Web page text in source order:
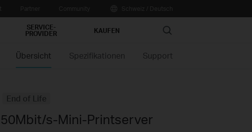
SERVICE-
PROVIDER KAUFEN Search
Übersicht Spezifikationen Support
End of Life
s-Mini-Printserver